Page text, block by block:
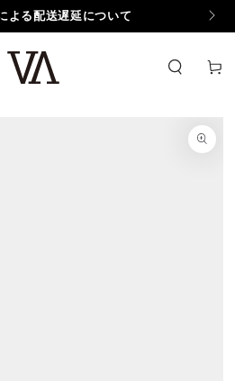
よる配送遅延について
ー